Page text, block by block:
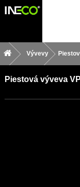
Vývevy
Piestová výveva